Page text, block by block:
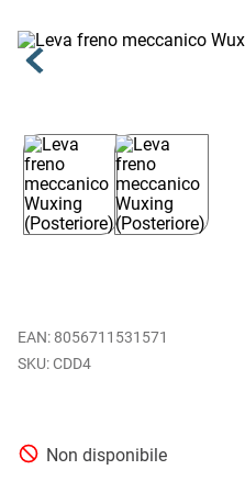
EAN: 8056711531571
CDD4
Non disponibile